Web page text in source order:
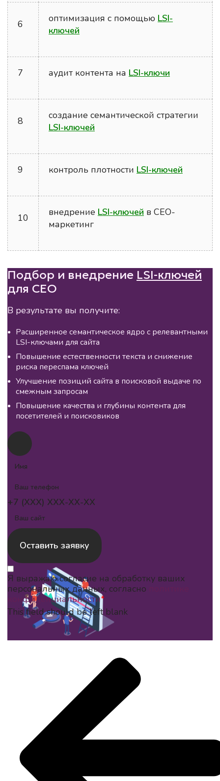
6 оптимизация с помощью LSI-
ключей
7 аудит контента на LSI-ключи
8
создание семантической стратегии
LSI-ключей
9 контроль плотности LSI-ключей
10 внедрение LSI-ключей в СЕО-
маркетинг
Подбор и внедрение LSI-ключей
для СЕО
В результате вы получите:
Расширенное семантическое ядро с релевантными
LSI-ключами для сайта
Повышение естественности текста и снижение
риска переспама ключей
Улучшение позиций сайта в поисковой выдаче по
смежным запросам
Повышение качества и глубины контента для
посетителей и поисковиков
+7 (XXX) XXX-XX-XX
Оставить заявку
Я выражаю согласие на обработку ваших
персональных данных, согласно
конфиденциальности*
This field should be left blank